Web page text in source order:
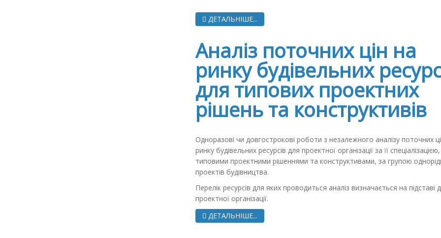
ДЕТАЛЬНІШЕ...
Аналіз поточних цін на
ринку будівельних
для типових проектних
рішень та конструктивів
Одноразові чи довгострокові роботи з незалежного аналізу поточних
ринку будівельних ресурсів для проектної організації за її
типовими проектними рішеннями та конструктивами, за групою
проектів будівництва.
Перелік ресурсів для яких проводиться аналіз визначається на підставі
проектної організації.
ДЕТАЛЬНІШЕ...